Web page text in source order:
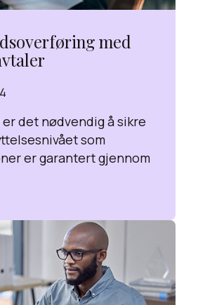
med
er det nødvendig å sikre
som
er garantert gjennom